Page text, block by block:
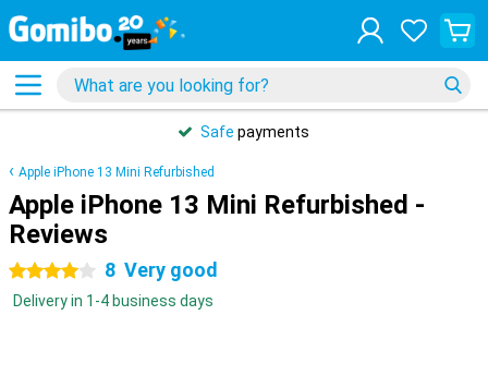
Safe payments
Apple iPhone 13 Mini Refurbished
Apple iPhone 13 Mini Refurbished -
Reviews
4 stars 8 Very good
Delivery in 1-4 business days